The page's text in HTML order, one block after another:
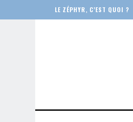
LE ZÉPHYR, C’EST QUOI ?